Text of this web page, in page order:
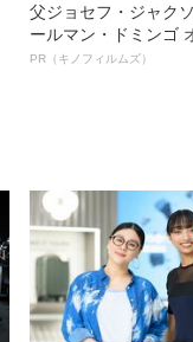
父ジョセフ・ジャク
ールマン・ドミンゴ
ルインタビュー“観客
PR（キノフィルムズ）